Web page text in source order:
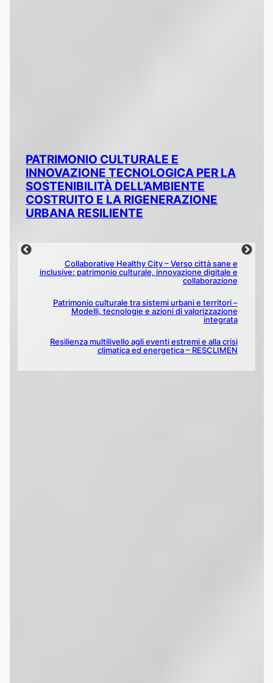
POLIFUNZIONALI PER LA
DOCUMENTAZIONE E SALVAGUARDIA
DELLE AREE INTERNE
Indirizzi e protocolli operativi per la diagnostica, la
sicurezza e la manutenzione predittiva del costruito
storico
Ambienti digitali per la manutenzione, conservazione
e fruizione del patrimonio architettonico e
archeologico delle aree interne
Procedure multiscalari per la gestione dei territori e
del costruito storico e archeologico esposti a eventi